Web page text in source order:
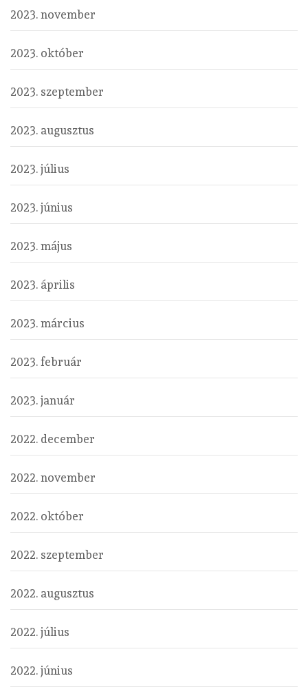
2023. november
2023. október
2023. szeptember
2023. augusztus
2023. július
2023. június
2023. május
2023. április
2023. március
2023. február
2023. január
2022. december
2022. november
2022. október
2022. szeptember
2022. augusztus
2022. július
2022. június